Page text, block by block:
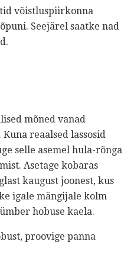
võistluspiirkonna
Seejärel saatke nad
mõned vanad
reaalsed lassosid
selle asemel hula-rõnga
Asetage kobaras
kaugust joonest, kus
igale mängijale kolm
hobuse kaela.
proovige panna